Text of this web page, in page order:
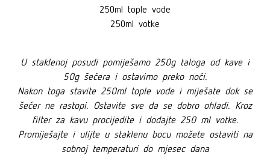
250ml tople vode
250ml votke
U staklenoj posudi pomiješamo 250g taloga od kave i
50g šećera i ostavimo preko noći.
Nakon toga stavite 250ml tople vode i miješate dok se
šećer ne rastopi. Ostavite sve da se dobro ohladi. Kroz
filter za kavu procijedite i dodajte 250 ml votke.
Promiješajte i ulijte u staklenu bocu možete ostaviti na
sobnoj temperaturi do mjesec dana